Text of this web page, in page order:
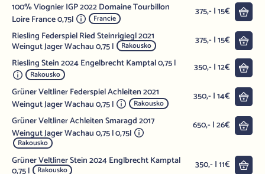
100% Viognier IGP 2022 Domaine Tourbillon
Loire France 0,75l
Francie
375,- | 15€
Riesling Federspiel Ried Steinrigiegl 2021
Weingut Jager Wachau 0,75 l Rakousko 375,- | 15€
Riesling Stein 2024 Engelbrecht Kamptal 0,75 l
Rakousko
350,- | 12€
Grüner Veltliner Federspiel Achleiten 2021
Weingut Jager Wachau 0,75 l
Rakousko
350,- | 14€
Grüner Veltliner Achleiten Smaragd 2017
Weingut Jager Wachau 0,75 l 0,75l
Rakousko
650,- | 26€
Grüner Veltliner Stein 2024 Englbrecht Kamptal
Rakousko 350,- | 11€